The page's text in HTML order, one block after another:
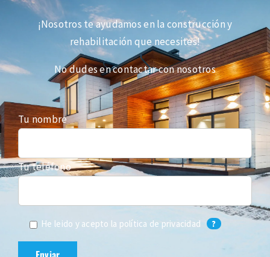
¡Nosotros te ayudamos en la construcción y
rehabilitación que necesites!
No dudes en contactar con nosotros
Tu nombre
Tu teléfono
He leido y acepto la política de privacidad ?